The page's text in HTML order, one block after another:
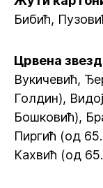
Бибић,
Црвена
Вукичевић,
Голдин),
Бошковић),
Пиргић (од
Кахвић (од